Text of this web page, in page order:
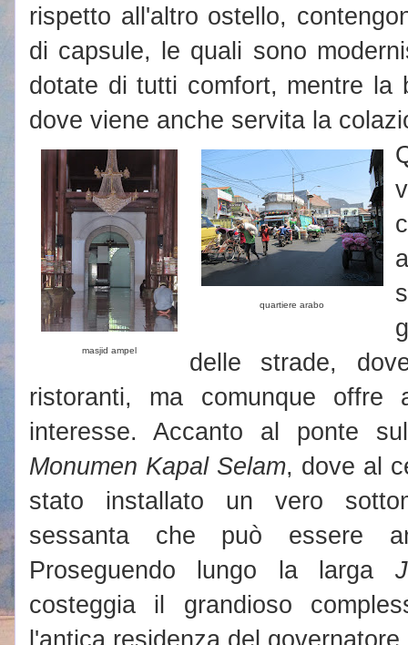
rispetto all'altro ostello,
di capsule, le quali sono
dotate di tutti comfort, mentre la
dove viene anche servita la
masjid ampel
quartiere arabo
delle strade,
ristoranti, ma comunque offre
interesse. Accanto al ponte
Monumen Kapal Selam, dove al
stato installato un vero
sessanta che può essere
Proseguendo lungo la larga
costeggia il grandioso
l'antica residenza del